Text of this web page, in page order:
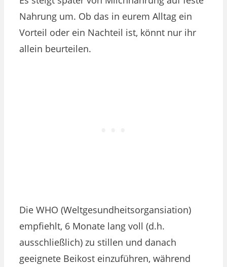
Nahrung um. Ob das in eurem Alltag ein
Vorteil oder ein Nachteil ist, könnt nur ihr
allein beurteilen.
Die WHO (Weltgesundheitsorgansiation)
empfiehlt, 6 Monate lang voll (d.h.
ausschließlich) zu stillen und danach
geeignete Beikost einzuführen, während